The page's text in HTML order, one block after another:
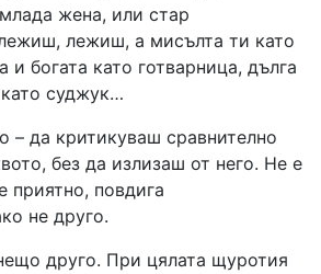
жена, или стар
лежиш, а мисълта ти като
и богата като готварница, дълга
суджук…
– да критикуваш сравнително
без да излизаш от него. Не е
приятно, повдига
не друго.
друго. При цялата щуротия